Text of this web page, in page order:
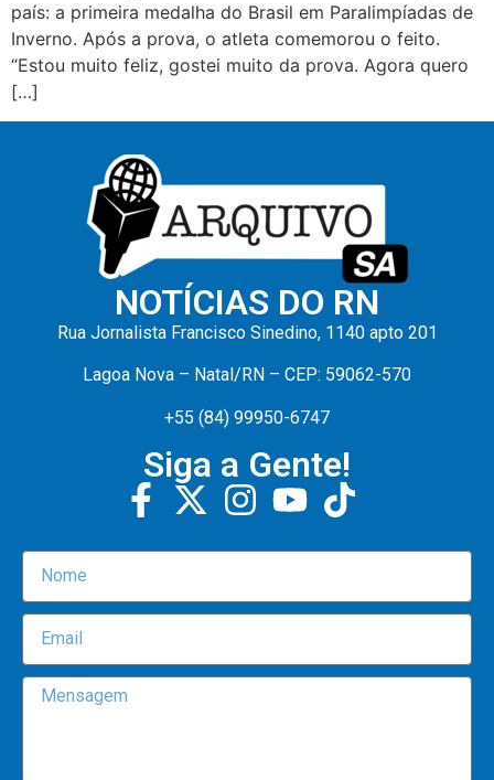
país: a primeira medalha do Brasil em Paralimpíadas de
Inverno. Após a prova, o atleta comemorou o feito.
“Estou muito feliz, gostei muito da prova. Agora quero
[…]
NOTÍCIAS DO RN
Rua Jornalista Francisco Sinedino, 1140 apto 201
Lagoa Nova – Natal/RN – CEP: 59062-570
+55 (84) 99950-6747
Siga a Gente!